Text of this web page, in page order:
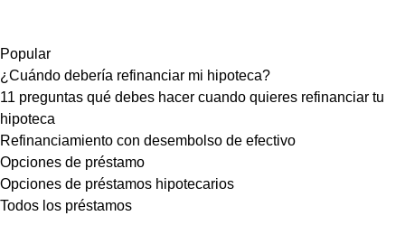
Popular
¿Cuándo debería refinanciar mi hipoteca?
11 preguntas qué debes hacer cuando quieres refinanciar tu
hipoteca
Refinanciamiento con desembolso de efectivo
Opciones de préstamo
Opciones de préstamos hipotecarios
Todos los préstamos